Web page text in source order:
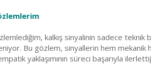
kalkış sinyalinin sadece teknik
Bu gözlem, sinyallerin hem
yaklaşımının süreci başarıyla